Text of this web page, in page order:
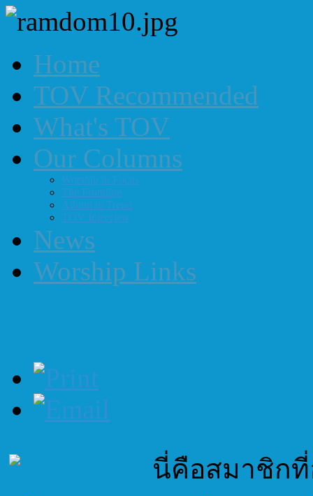
Home
TOV Recommended
What's TOV
Our Columns
Worship in Focus
The Frontline
Album in Trend
TOV Interview
News
Worship Links
นี่คือสมาชิก